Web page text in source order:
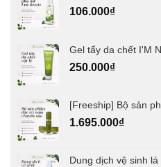
106.000₫
Gel tẩy da chết I'M
250.000₫
[Freeship] Bộ sản
1.695.000₫
Dung dịch vệ sinh